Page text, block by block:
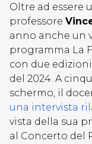
Oltre ad essere
professore
anno anche un
programma La
con due
del 2024. A
schermo, il
una intervista
vista della sua
al Concerto del